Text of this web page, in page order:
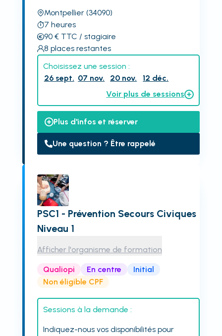
Montpellier (34090)
7 heures
90€ TTC / stagiaire
8 places restantes
Choisissez une session :
26 sept. 07 nov. 20 nov.
12 déc.
Voir plus de sessions
Plus d'infos et réserver
Une question ? Être rappelé
PSC1 - Prévention Secours Civiques
Niveau 1
Afficher l'organisme de formation
Qualiopi En centre
Initial
Non éligible CPF
Sessions à la demande :
Indiquez-nous vos disponibilités pour